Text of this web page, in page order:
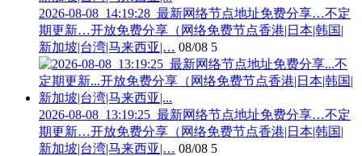
2026-08-08_14:19:28_最新网络节点地址免费分享…不定
期更新…开放免费分享（网络免费节点香港|日本|韩国|
新加坡|台湾|马来西亚|… 08/08 5
2026-08-08_13:19:25_最新网络节点地址免费分享…不定
期更新…开放免费分享（网络免费节点香港|日本|韩国|
新加坡|台湾|马来西亚|… 08/08 5